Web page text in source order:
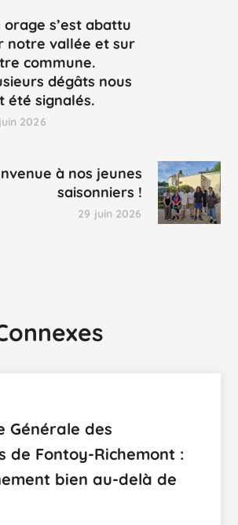
orage s’est abattu
notre vallée et sur
commune.
dégâts nous
été signalés.
2026
à nos jeunes
saisonniers !
29 juin 2026
Générale des
de Fontoy-Richemont :
bien au-delà de